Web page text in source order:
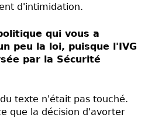
d'intimidation.
qui vous a
peu la loi, puisque l'IVG
par la Sécurité
texte n'était pas touché.
que la décision d'avorter